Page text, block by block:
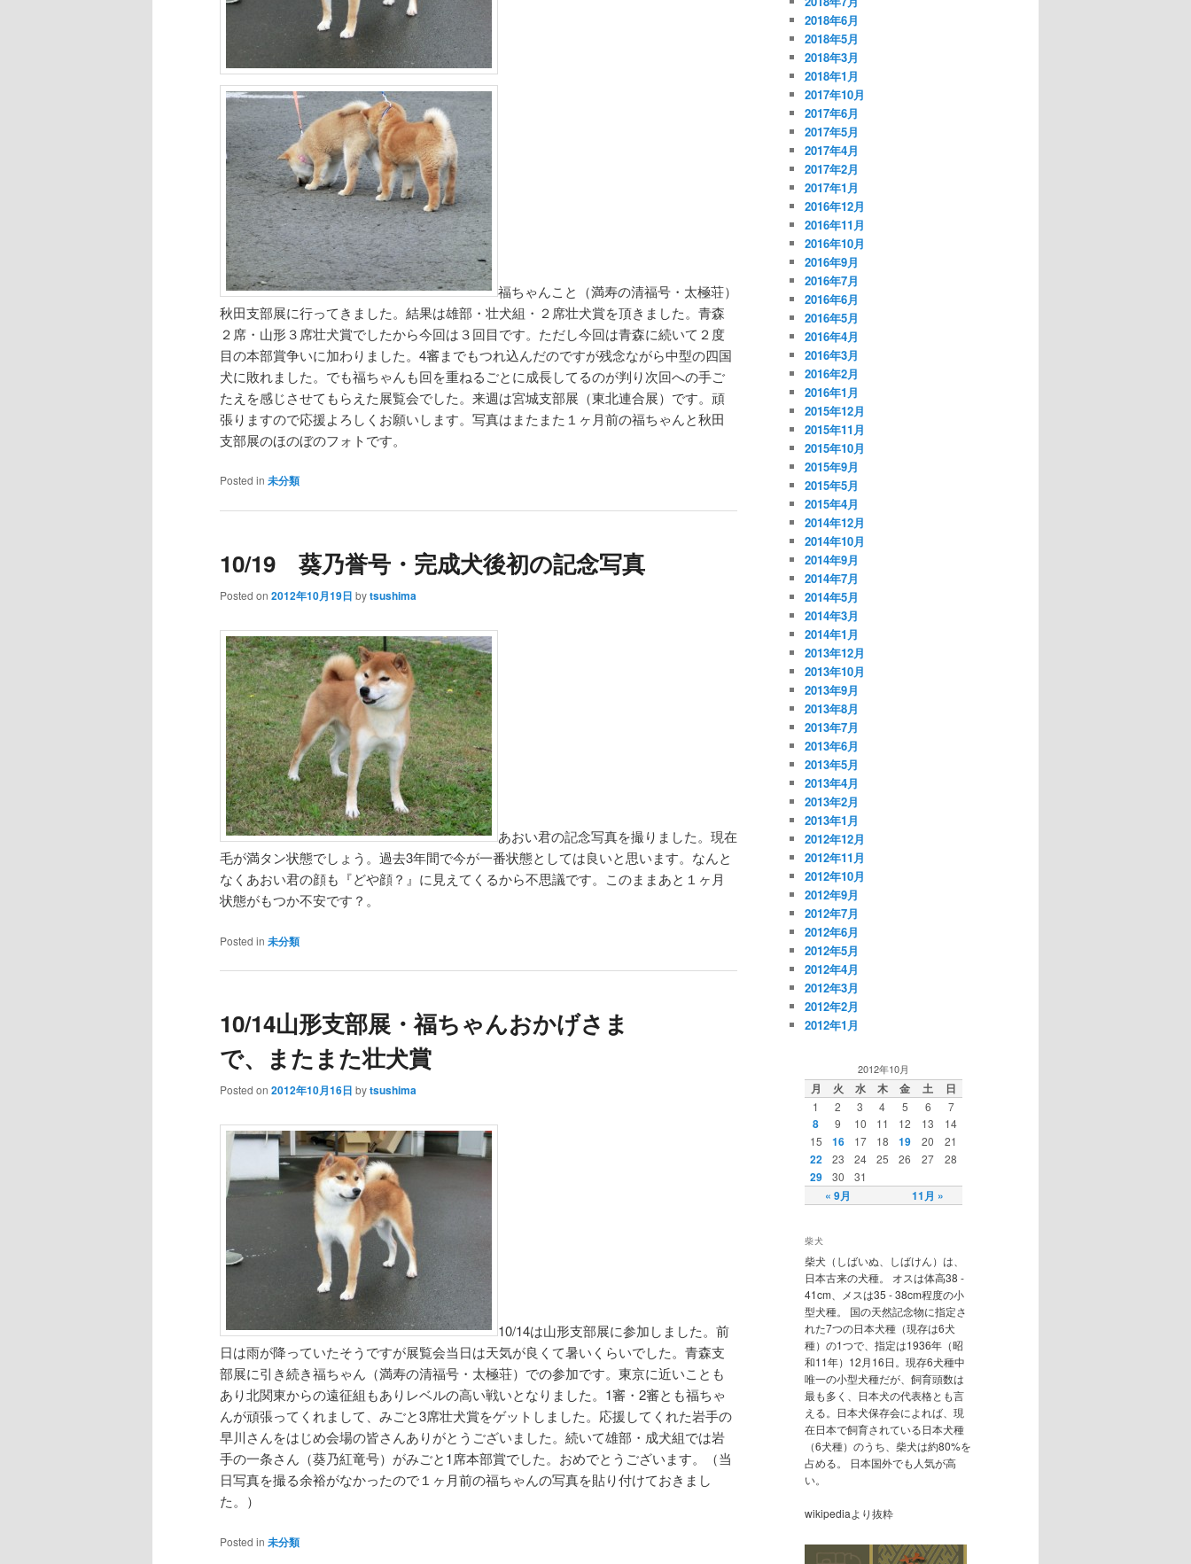
福ちゃんこと（満寿の清福号・太極荘）
秋田支部展に行ってきました。結果は雄部・壮犬組・２席壮犬賞を頂きました。青森
２席・山形３席壮犬賞でしたから今回は３回目です。ただし今回は青森に続いて２度
目の本部賞争いに加わりました。4審までもつれ込んだのですが残念ながら中型の四国
犬に敗れました。でも福ちゃんも回を重ねるごとに成長してるのが判り次回への手ご
たえを感じさせてもらえた展覧会でした。来週は宮城支部展（東北連合展）です。頑
張りますので応援よろしくお願いします。写真はまたまた１ヶ月前の福ちゃんと秋田
支部展のほのぼのフォトです。
Posted in 未分類
10/19 葵乃誉号・完成犬後初の記念写真
Posted on 2012年10月19日 bytsushima
あおい君の記念写真を撮りました。現在
毛が満タン状態でしょう。過去3年間で今が一番状態としては良いと思います。なんと
なくあおい君の顔も『どや顔？』に見えてくるから不思議です。このままあと１ヶ月
状態がもつか不安です？。
Posted in 未分類
10/14山形支部展・福ちゃんおかげさま
で、またまた壮犬賞
Posted on 2012年10月16日 bytsushima
10/14は山形支部展に参加しました。前
日は雨が降っていたそうですが展覧会当日は天気が良くて暑いくらいでした。青森支
部展に引き続き福ちゃん（満寿の清福号・太極荘）での参加です。東京に近いことも
あり北関東からの遠征組もありレベルの高い戦いとなりました。1審・2審とも福ちゃ
んが頑張ってくれまして、みごと3席壮犬賞をゲットしました。応援してくれた岩手の
早川さんをはじめ会場の皆さんありがとうございました。続いて雄部・成犬組では岩
手の一条さん（葵乃紅竜号）がみごと1席本部賞でした。おめでとうございます。（当
日写真を撮る余裕がなかったので１ヶ月前の福ちゃんの写真を貼り付けておきまし
た。）
Posted in 未分類
2018年6月
2018年5月
2018年3月
2018年1月
2017年10月
2017年6月
2017年5月
2017年4月
2017年2月
2017年1月
2016年12月
2016年11月
2016年10月
2016年9月
2016年7月
2016年6月
2016年5月
2016年4月
2016年3月
2016年2月
2016年1月
2015年12月
2015年11月
2015年10月
2015年9月
2015年5月
2015年4月
2014年12月
2014年10月
2014年9月
2014年7月
2014年5月
2014年3月
2014年1月
2013年12月
2013年10月
2013年9月
2013年8月
2013年7月
2013年6月
2013年5月
2013年4月
2013年2月
2013年1月
2012年12月
2012年11月
2012年10月
2012年9月
2012年7月
2012年6月
2012年5月
2012年4月
2012年3月
2012年2月
2012年1月
2012年10月
月 火 水 木 金 土 日
« 9月 11月 »
1 2 3 4 5 6 7
8 9 10 11 12 13
14
15
16 17 18 19 20 21
22 23 24 25 26 27 28
29 30 31
柴犬
柴犬（しばいぬ、しばけん）は、
日本古来の犬種。 オスは体高38 -
41cm、メスは35 - 38cm程度の小
型犬種。 国の天然記念物に指定さ
れた7つの日本犬種（現存は6犬
種）の1つで、指定は1936年（昭
和11年）12月16日。現存6犬種中
唯一の小型犬種だが、飼育頭数は
最も多く、日本犬の代表格とも言
える。日本犬保存会によれば、現
在日本で飼育されている日本犬種
（6犬種）のうち、柴犬は約80%を
占める。 日本国外でも人気が高
い。
wikipediaより抜粋